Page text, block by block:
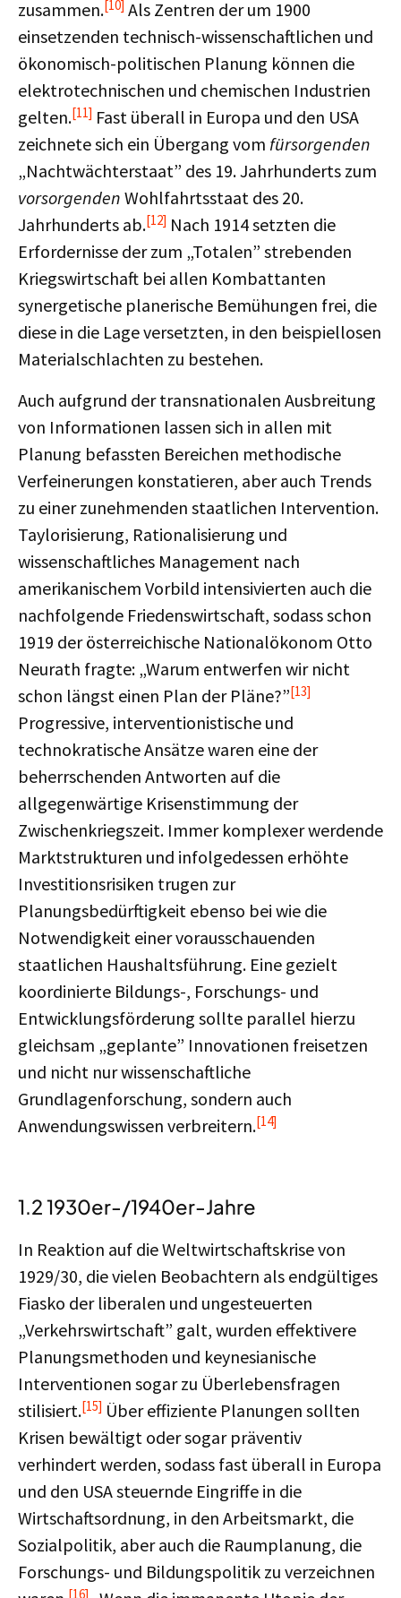
zusammen.[10] Als Zentren der um 1900
einsetzenden technisch-wissenschaftlichen und
ökonomisch-politischen Planung können die
elektrotechnischen und chemischen Industrien
gelten.[11] Fast überall in Europa und den USA
zeichnete sich ein Übergang vom fürsorgenden
„Nachtwächterstaat” des 19. Jahrhunderts zum
vorsorgenden Wohlfahrtsstaat des 20.
Jahrhunderts ab.[12] Nach 1914 setzten die
Erfordernisse der zum „Totalen” strebenden
Kriegswirtschaft bei allen Kombattanten
synergetische planerische Bemühungen frei, die
diese in die Lage versetzten, in den beispiellosen
Materialschlachten zu bestehen.
Auch aufgrund der transnationalen Ausbreitung
von Informationen lassen sich in allen mit
Planung befassten Bereichen methodische
Verfeinerungen konstatieren, aber auch Trends
zu einer zunehmenden staatlichen Intervention.
Taylorisierung, Rationalisierung und
wissenschaftliches Management nach
amerikanischem Vorbild intensivierten auch die
nachfolgende Friedenswirtschaft, sodass schon
1919 der österreichische Nationalökonom Otto
Neurath fragte: „Warum entwerfen wir nicht
schon längst einen Plan der Pläne?”[13]
Progressive, interventionistische und
technokratische Ansätze waren eine der
beherrschenden Antworten auf die
allgegenwärtige Krisenstimmung der
Zwischenkriegszeit. Immer komplexer werdende
Marktstrukturen und infolgedessen erhöhte
Investitionsrisiken trugen zur
Planungsbedürftigkeit ebenso bei wie die
Notwendigkeit einer vorausschauenden
staatlichen Haushaltsführung. Eine gezielt
koordinierte Bildungs-, Forschungs- und
Entwicklungsförderung sollte parallel hierzu
gleichsam „geplante” Innovationen freisetzen
und nicht nur wissenschaftliche
Grundlagenforschung, sondern auch
Anwendungswissen verbreitern.[14]
1.2 1930er-/1940er-Jahre
In Reaktion auf die Weltwirtschaftskrise von
1929/30, die vielen Beobachtern als endgültiges
Fiasko der liberalen und ungesteuerten
„Verkehrswirtschaft” galt, wurden effektivere
Planungsmethoden und keynesianische
Interventionen sogar zu Überlebensfragen
stilisiert.[15] Über effiziente Planungen sollten
Krisen bewältigt oder sogar präventiv
verhindert werden, sodass fast überall in Europa
und den USA steuernde Eingriffe in die
Wirtschaftsordnung, in den Arbeitsmarkt, die
Sozialpolitik, aber auch die Raumplanung, die
Forschungs- und Bildungspolitik zu verzeichnen
[16]